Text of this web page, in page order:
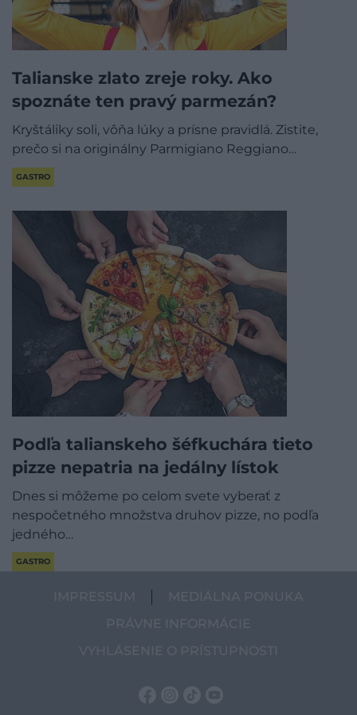
Talianske zlato zreje roky. Ako
spoznáte ten pravý parmezán?
Kryštáliky soli, vôňa lúky a prísne pravidlá. Zistite,
prečo si na originálny Parmigiano Reggiano…
GASTRO
Podľa talianskeho šéfkuchára tieto
pizze nepatria na jedálny lístok
Dnes si môžeme po celom svete vyberať z
nespočetného množstva druhov pizze, no podľa
jedného…
GASTRO